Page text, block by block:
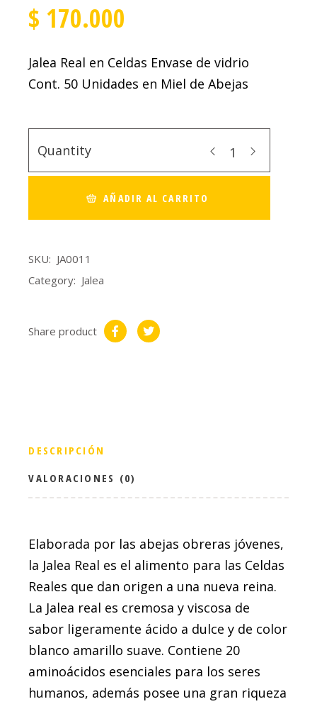
$ 170.000
Jalea Real en Celdas Envase de vidrio
Cont. 50 Unidades en Miel de Abejas
Quantity
AÑADIR AL CARRITO
SKU: JA0011
Category: Jalea
Share product
DESCRIPCIÓN
VALORACIONES (0)
Elaborada por las abejas obreras jóvenes,
la Jalea Real es el alimento para las Celdas
Reales que dan origen a una nueva reina.
La Jalea real es cremosa y viscosa de
sabor ligeramente ácido a dulce y de color
blanco amarillo suave. Contiene 20
aminoácidos esenciales para los seres
humanos, además posee una gran riqueza